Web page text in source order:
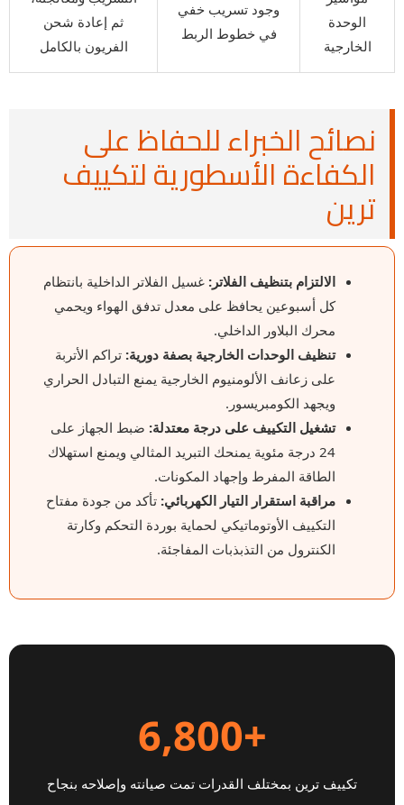
الوحدة
الخارجية
وجود تسريب خفي
في خطوط الربط
ثم إعادة شحن
الفريون بالكامل
نصائح الخبراء للحفاظ على
الكفاءة الأسطورية لتكييف
ترين
الالتزام بتنظيف الفلاتر: غسيل الفلاتر الداخلية بانتظام
كل أسبوعين يحافظ على معدل تدفق الهواء ويحمي
محرك البلاور الداخلي.
تنظيف الوحدات الخارجية بصفة دورية: تراكم الأتربة
على زعانف الألومنيوم الخارجية يمنع التبادل الحراري
ويجهد الكومبريسور.
تشغيل التكييف على درجة معتدلة: ضبط الجهاز على
24 درجة مئوية يمنحك التبريد المثالي ويمنع استهلاك
الطاقة المفرط وإجهاد المكونات.
مراقبة استقرار التيار الكهربائي: تأكد من جودة مفتاح
التكييف الأوتوماتيكي لحماية بوردة التحكم وكارتة
الكنترول من التذبذبات المفاجئة.
+6,800
تكييف ترين بمختلف القدرات تمت صيانته وإصلاحه بنجاح